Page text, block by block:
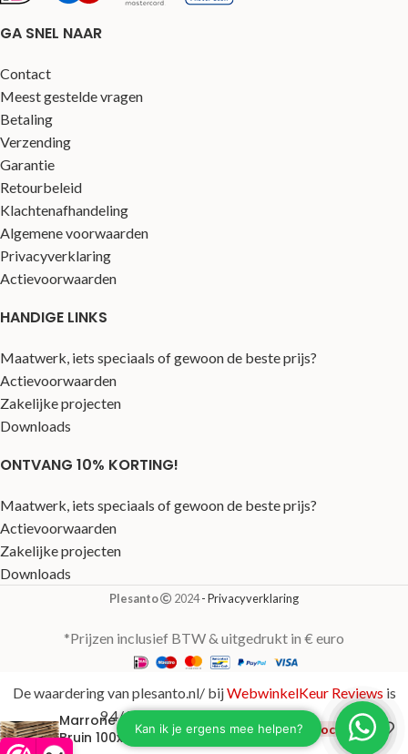
GA SNEL NAAR
Contact
Meest gestelde vragen
Betaling
Verzending
Garantie
Retourbeleid
Klachtenafhandeling
Algemene voorwaarden
Privacyverklaring
Actievoorwaarden
HANDIGE LINKS
Maatwerk, iets speciaals of gewoon de beste prijs?
Actievoorwaarden
Zakelijke projecten
Downloads
ONTVANG 10% KORTING!
Maatwerk, iets speciaals of gewoon de beste prijs?
Actievoorwaarden
Zakelijke projecten
Downloads
Plesanto 2024- Privacyverklaring
*Prijzen inclusief BTW & uitgedrukt in € euro
Marrone Orizzontale
Bruin 100x40x44 cm
€264,00 Uitverkocht
De waardering van plesanto.nl/ bijWebwinkelKeur Reviewsis
9.4/10 gebaseerd op 123 reviews.